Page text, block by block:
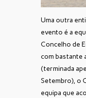
Uma outra
evento é a
Concelho de
com bastante
(terminada
Setembro), o
equipa que